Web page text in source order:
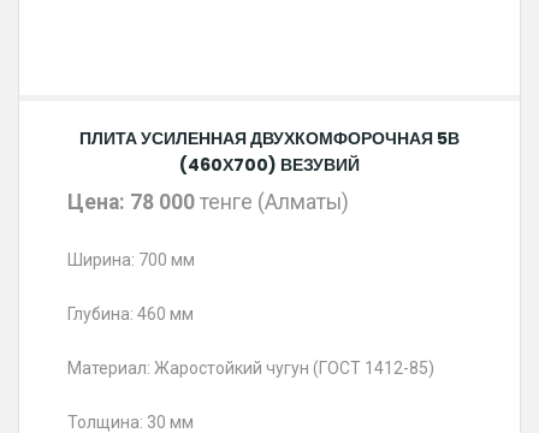
ПЛИТА УСИЛЕННАЯ ДВУХКОМФОРОЧНАЯ 5В
(460Х700) ВЕЗУВИЙ
Цена: 78 000 тенге (Алматы)
Ширина: 700 мм
Глубина: 460 мм
Материал: Жаростойкий чугун (ГОСТ 1412-85)
Толщина: 30 мм